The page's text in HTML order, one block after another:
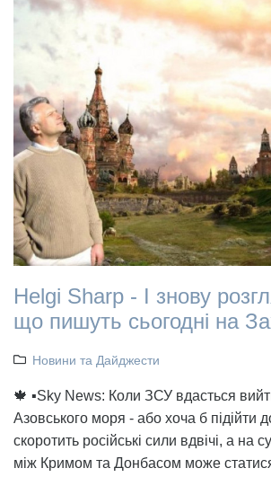
Helgi Sharp - І знову
що пишуть сьогодні на
Новини та Дайджести
🍁 ▪️Sky News: Коли ЗСУ вдасться
Азовського моря - або хоча б підійти
скоротить російські сили вдвічі, а на
між Кримом та Донбасом може